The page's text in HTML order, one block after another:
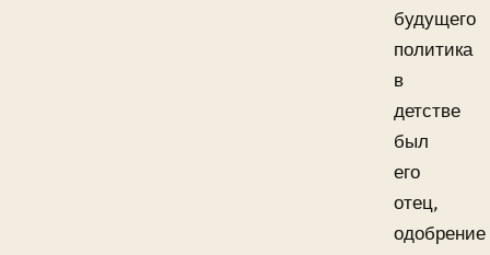
будущего
политика
в
детстве
был
его
отец,
одобрение